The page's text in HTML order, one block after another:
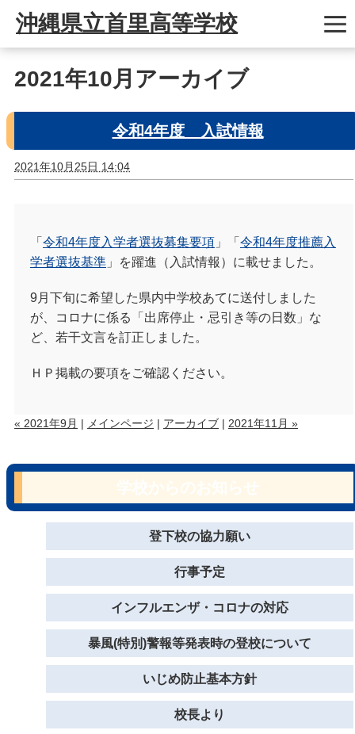
沖縄県立首里高等学校
2021年10月アーカイブ
令和4年度 入試情報
2021年10月25日 14:04
「 令和4年度入学者選抜募集要項 」「 令和4年度推薦入
学者選抜基準 」を躍進（入試情報）に載せました。
9月下旬に希望した県内中学校あてに送付しました
が、コロナに係る「出席停止・忌引き等の日数」な
ど、若干文言を訂正しました。
ＨＰ掲載の要項をご確認ください。
« 2021年9月 | メインページ | アーカイブ | 2021年11月 »
登下校の協力願い
行事予定
インフルエンザ・コロナの対応
暴風(特別)警報等発表時の登校について
いじめ防止基本方針
校長より